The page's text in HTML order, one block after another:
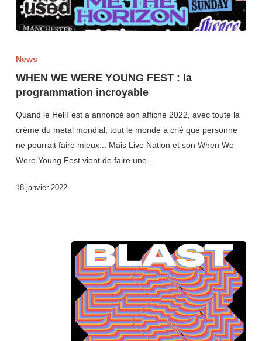
News
WHEN WE WERE YOUNG FEST : la
programmation incroyable
Quand le HellFest a annoncé son affiche 2022, avec toute la
crème du metal mondial, tout le monde a crié que personne
ne pourrait faire mieux... Mais Live Nation et son When We
Were Young Fest vient de faire une…
18 janvier 2022